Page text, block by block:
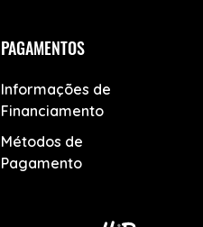
PAGAMENTOS
Informações de
Financiamento
Métodos de
Pagamento